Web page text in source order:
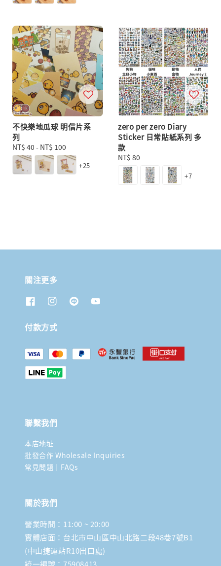
不快樂地瓜球 明信片系
列
Regular
price
NT$ 40 - NT$ 100
+25
zero per zero Diary
Sticker 日常貼紙系列 多
款
Regular
price
NT$ 80
+7
關注更多
付款方式
聯繫我們
本店地址
批發合作 Wholesale Inquiries
常見問題｜FAQs
關於我們
營業時間：11:00 ~ 20:00
實體店面：台北市中山區中山北路二段48巷7號B1
(中山捷運站R10出口處)
統一編號：75908413